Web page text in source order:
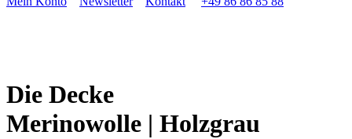
Die Decke
Merinowolle | Holzgrau